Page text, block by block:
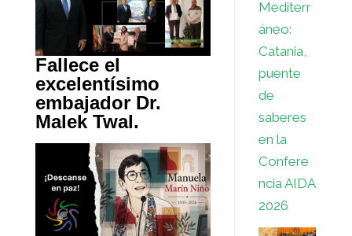
Fallece el
excelentísimo
embajador Dr.
Malek Twal.
Mediterr
áneo:
Catania,
puente
de
saberes
en la
Confere
ncia AIDA
2026